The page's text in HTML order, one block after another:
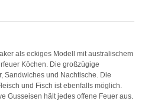
als eckiges Modell mit australischem
Köchen. Die großzügige
Sandwiches und Nachtische. Die
und Fisch ist ebenfalls möglich.
Gusseisen hält jedes offene Feuer aus.